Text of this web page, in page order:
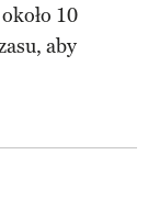
10
aby